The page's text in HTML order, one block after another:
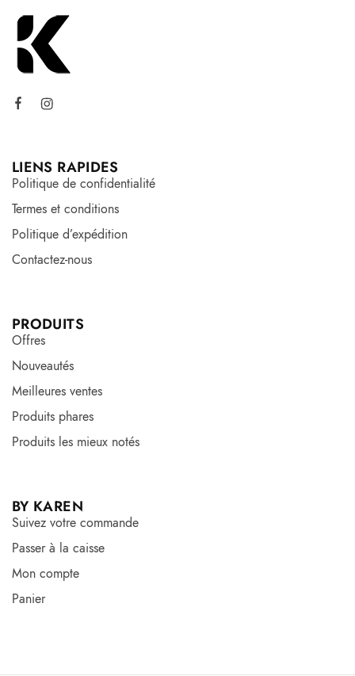
LIENS RAPIDES
Politique de confidentialité
Termes et conditions
Politique d’expédition
Contactez-nous
PRODUITS
Offres
Nouveautés
Meilleures ventes
Produits phares
Produits les mieux notés
BY KAREN
Suivez votre commande
Passer à la caisse
Mon compte
Panier